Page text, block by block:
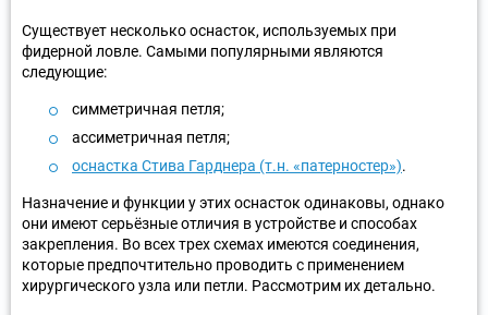
Существует несколько оснасток, используемых при
фидерной ловле. Самыми популярными являются
следующие:
симметричная петля;
ассиметричная петля;
оснастка Стива Гарднера (т.н. «патерностер»).
Назначение и функции у этих оснасток одинаковы, однако
они имеют серьёзные отличия в устройстве и способах
закрепления. Во всех трех схемах имеются соединения,
которые предпочтительно проводить с применением
хирургического узла или петли. Рассмотрим их детально.